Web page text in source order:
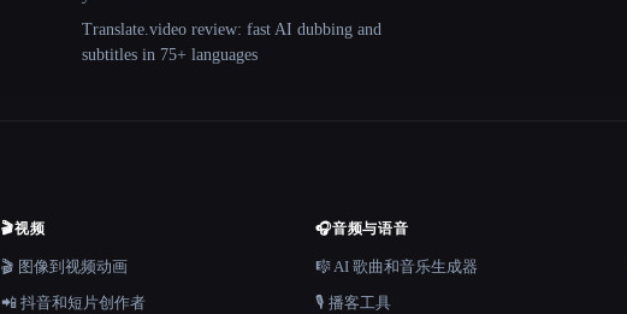
Translate.video review: fast AI dubbing and
subtitles in 75+ languages
🎬视频
🎬 图像到视频动画
📲 抖音和短片创作者
🎧音频与语音
🎼 AI 歌曲和音乐生成器
🎙️ 播客工具